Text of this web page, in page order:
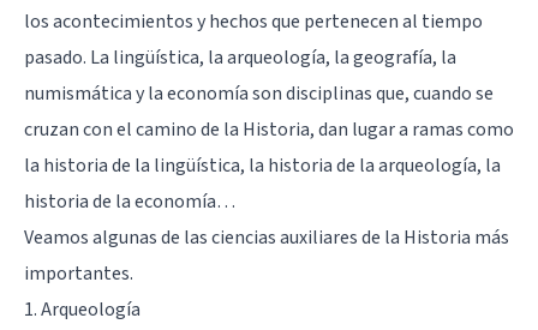
los acontecimientos y hechos que pertenecen al tiempo
pasado. La lingüística, la arqueología, la geografía, la
numismática y la economía son disciplinas que, cuando se
cruzan con el camino de la Historia, dan lugar a ramas como
la historia de la lingüística, la historia de la arqueología, la
historia de la economía…
Veamos algunas de las ciencias auxiliares de la Historia más
importantes.
1. Arqueología